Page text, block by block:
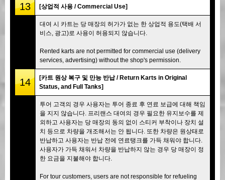
13 [상업적 사용 / Commercial Use]
대여 시 카트는 당 매장의 허가가 없는 한 상업적 용도(택배 서
비스, 광고)로 사용이 허용되지 않습니다.
Rented karts are not permitted for commercial use (delivery
services, advertising) without the shop's permission.
14
[카트 원상 복구 및 만능 반납 / Return Karts in Original
Status, and Full Tanks]
투어 고객의 경우 사용자는 투어 종료 후 연료 보급에 대해 책임
을 지지 않습니다. 프리랜스 대여의 경우 필요한 유지보수를 제
외하고 사용자는 당 매장의 동의 없이 스티커 부착이나 장치 설
치 등으로 차량을 개조해서는 안 됩니다. 또한 차량은 원상태로
반납하고 사용자는 반납 전에 연료탱크를 가득 채워야 합니다.
사용자가 가득 채워서 차량을 반납하지 않는 경우 당 매장이 정
한 요금을 지불해야 합니다.
For tour customers, users are not responsible for refueling